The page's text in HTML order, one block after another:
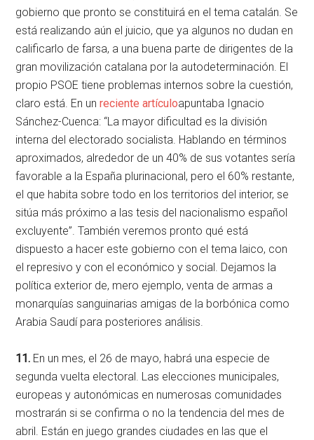
gobierno que pronto se constituirá en el tema catalán. Se
está realizando aún el juicio, que ya algunos no dudan en
calificarlo de farsa, a una buena parte de dirigentes de la
gran movilización catalana por la autodeterminación. El
propio PSOE tiene problemas internos sobre la cuestión,
claro está. En unreciente artículoapuntaba Ignacio
Sánchez-Cuenca: “La mayor dificultad es la división
interna del electorado socialista. Hablando en términos
aproximados, alrededor de un 40% de sus votantes sería
favorable a la España plurinacional, pero el 60% restante,
el que habita sobre todo en los territorios del in­terior, se
sitúa más próximo a las tesis del nacionalismo español
excluyente”. También veremos pronto qué está
dispuesto a hacer este gobierno con el tema laico, con
el represivo y con el económico y social. Dejamos la
política exterior de, mero ejemplo, venta de armas a
monarquías sanguinarias amigas de la borbónica como
Arabia Saudí para posteriores análisis.
11. En un mes, el 26 de mayo, habrá una especie de
segunda vuelta electoral. Las elecciones municipales,
europeas y autonómicas en numerosas comunidades
mostrarán si se confirma o no la tendencia del mes de
abril. Están en juego grandes ciudades en las que el